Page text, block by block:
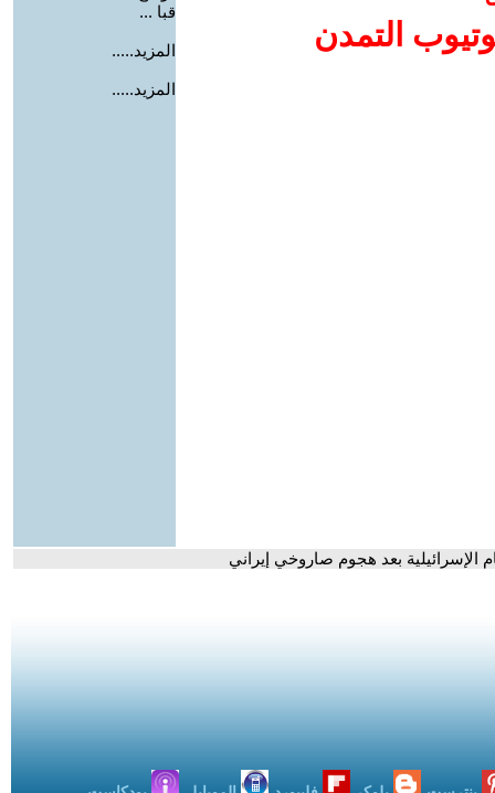
التمدن
قبا ...
المزيد.....
المزيد.....
الإسرائيلية بعد هجوم صاروخي إيراني